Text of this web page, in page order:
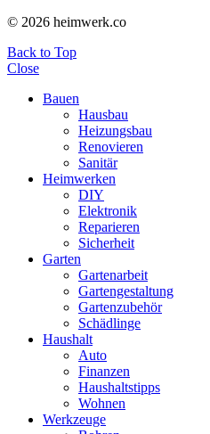
© 2026 heimwerk.co
Back to Top
Close
Bauen
Hausbau
Heizungsbau
Renovieren
Sanitär
Heimwerken
DIY
Elektronik
Reparieren
Sicherheit
Garten
Gartenarbeit
Gartengestaltung
Gartenzubehör
Schädlinge
Haushalt
Auto
Finanzen
Haushaltstipps
Wohnen
Werkzeuge